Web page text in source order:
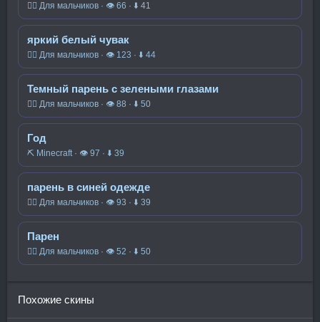
🧍‍♂️ Для мальчиков · 👁 66 · ⬇ 41
яркий белый чувак
🧍‍♂️ Для мальчиков · 👁 123 · ⬇ 44
Темный парень с зелеными глазами
🧍‍♂️ Для мальчиков · 👁 88 · ⬇ 50
Год
⛏️ Minecraft · 👁 97 · ⬇ 39
парень в синей одежде
🧍‍♂️ Для мальчиков · 👁 93 · ⬇ 39
Парен
🧍‍♂️ Для мальчиков · 👁 52 · ⬇ 50
Похожие скины